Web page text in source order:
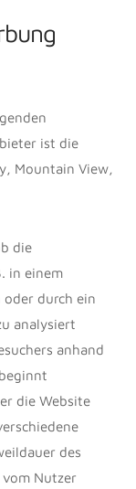
ist die
Mountain View,
die
in einem
durch ein
analysiert
anhand
die Website
des
Nutzer